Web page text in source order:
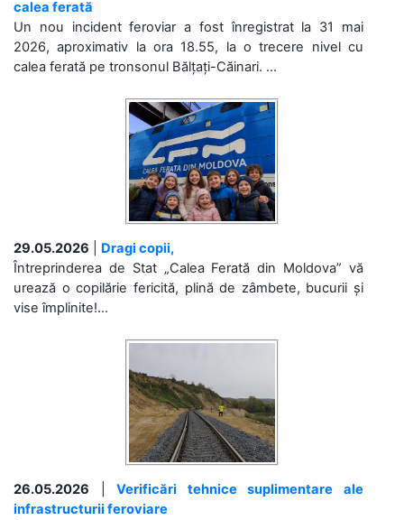
calea ferată
Un nou incident feroviar a fost înregistrat la 31 mai
2026, aproximativ la ora 18.55, la o trecere nivel cu
calea ferată pe tronsonul Bălțați-Căinari. ...
29.05.2026
Dragi copii,
Întreprinderea de Stat „Calea Ferată din Moldova” vă
urează o copilărie fericită, plină de zâmbete, bucurii și
vise împlinite!...
26.05.2026 |Verificări tehnice suplimentare ale
infrastructurii feroviare